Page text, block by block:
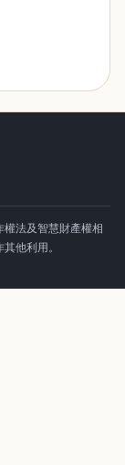
法及智慧財產權相
他利用。